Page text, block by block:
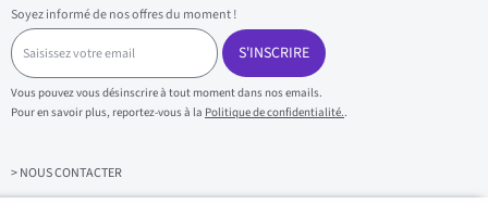
Soyez informé de nos offres du moment !
S
a
i
s
i
s
z
v
S'INSCRIRE
Vous pouvez vous désinscrire à tout moment dans nos emails.
Pour en savoir plus, reportez-vous à la Politique de confidentialité..
> NOUS CONTACTER